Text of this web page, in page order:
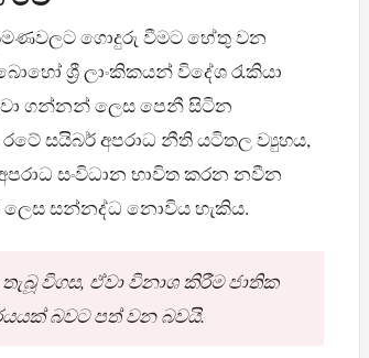
ගොදුරු වීමට හේතු වන
ශ්‍රී ලාංකිකයන් විදේශ රැකියා
ගන්නන් ලෙස පෙනී සිටින
සයිබර් අපරාධ නීති යටිතල ව්‍යුහය,
සංවිධාන භාවිත කරන නවීන
ලෙස සන්නද්ධ නොවිය හැකිය.
විගස, ඒවා විනාශ කිරීම ජාතික
බවට පත් වන බවයි.